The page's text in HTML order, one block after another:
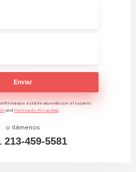
Enviar
que está de acuerdo con el usuario
and Política de Privacidad
o llámenos
213-459-5581